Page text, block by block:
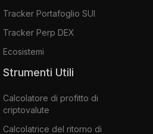
Tracker Portafoglio SUI
Tracker Perp DEX
Ecosistemi
Strumenti Utili
Calcolatore di profitto di
criptovalute
Calcolatrice del ritorno di